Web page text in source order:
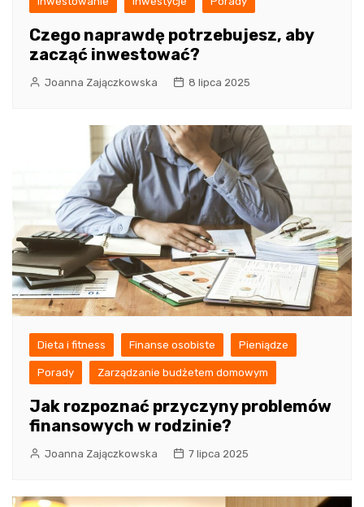
Czego naprawdę potrzebujesz, aby
zacząć inwestować?
Joanna Zajączkowska 8 lipca 2025
Dieta i fitness Finanse osobiste Pieniądze
Porady Zarządzanie budżetem domowym
Jak rozpoznać przyczyny problemów
finansowych w rodzinie?
Joanna Zajączkowska 7 lipca 2025